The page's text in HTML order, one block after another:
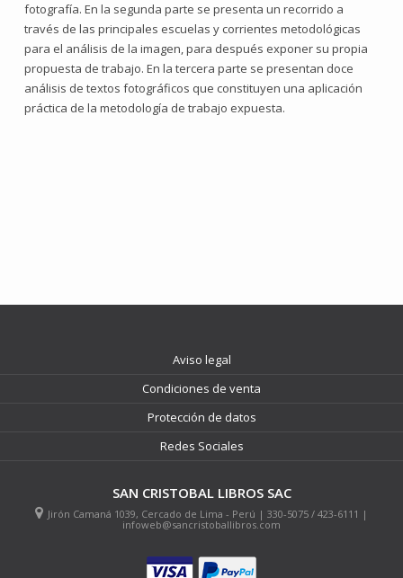
fotografía. En la segunda parte se presenta un recorrido a
través de las principales escuelas y corrientes metodológicas
para el análisis de la imagen, para después exponer su propia
propuesta de trabajo. En la tercera parte se presentan doce
análisis de textos fotográficos que constituyen una aplicación
práctica de la metodología de trabajo expuesta.
Aviso legal
Condiciones de venta
Protección de datos
Redes Sociales
SAN CRISTOBAL LIBROS SAC
Jirón Camaná 1039, Cercado de Lima - Perú | 330-5075 / 423-6111 |
infoweb@sancristoballibros.com